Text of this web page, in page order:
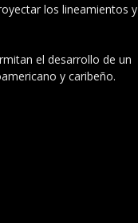
los lineamientos y
el desarrollo de un
y caribeño.